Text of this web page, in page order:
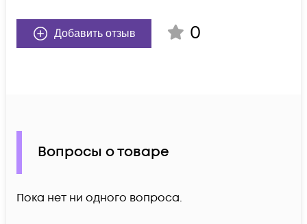
Добавить отзыв 0
Вопросы о товаре
Пока нет ни одного вопроса.